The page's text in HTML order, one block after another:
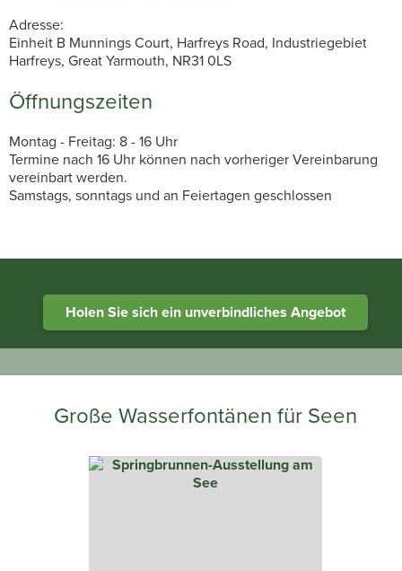
Adresse:
Einheit B Munnings Court, Harfreys Road, Industriegebiet
Harfreys, Great Yarmouth, NR31 0LS
Öffnungszeiten
Montag - Freitag: 8 - 16 Uhr
Termine nach 16 Uhr können nach vorheriger Vereinbarung
vereinbart werden.
Samstags, sonntags und an Feiertagen geschlossen
Holen Sie sich ein unverbindliches Angebot
Große Wasserfontänen für Seen